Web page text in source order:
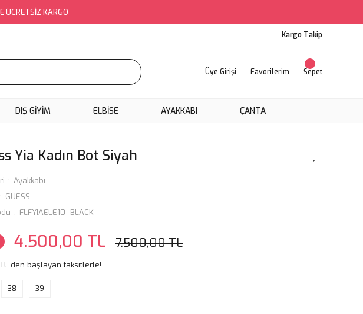
ÜCRETSİZ KARGO
Kargo Takip
Üye Girişi Favorilerim Sepet
DIŞ GİYİM ELBİSE AYAKKABI ÇANTA
Yia Kadın Bot Siyah
Ayakkabı
GUESS
FLFYIAELE10_BLACK
4.500,00 TL 7.500,00 TL
den başlayan taksitlerle!
38 39